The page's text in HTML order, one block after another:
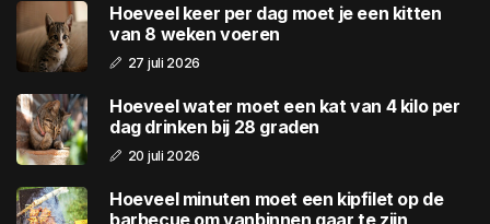
Hoeveel keer per dag moet je een kitten
van 8 weken voeren
27 juli 2026
Hoeveel water moet een kat van 4 kilo per
dag drinken bij 28 graden
20 juli 2026
Hoeveel minuten moet een kipfilet op de
barbecue om vanbinnen gaar te zijn